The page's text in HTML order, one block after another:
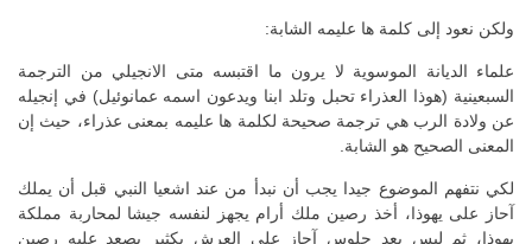
ولكن نعود إلى كلمة ها عليمه الشابة:
علماء الديانة الموسوية لا يرون ما اقتبسه متى الانجيلي من الترجمة
السبعينية (هوذا العذراء تحبل وتلد ابنا ويدعون اسمه عمانوئيل) في إنجيله
عن ولادة الرب هي ترجمة صحيحة لكلمة ها عليمه بمعنى عذراء، حيث إن
المعنى الصحيح هو الشابة.
لكي نتفهم الموضوع جيدا يجب أن نبدأ من عند اشعيا النبي قبل أن يملك
آحاز على يهوذا، أخذ رصين ملك أرام يجهز لنفسه جيشا لمحاربة مملكة
يهوذا، ثم ليس بعد جلوس آحاز على العرش بكثير يصعد عليه رصين